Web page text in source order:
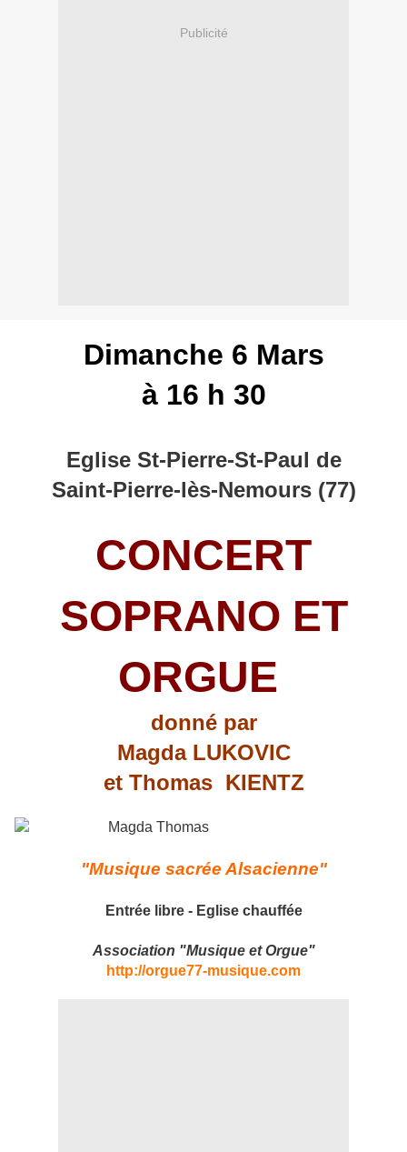
Publicité
Dimanche 6 Mars
à 16 h 30
Eglise St-Pierre-St-Paul de
Saint-Pierre-lès-Nemours (77)
CONCERT
SOPRANO ET
ORGUE
donné par
Magda LUKOVIC
et Thomas KIENTZ
"Musique sacrée Alsacienne"
Entrée libre - Eglise chauffée
Association "Musique et Orgue"
http://orgue77-musique.com